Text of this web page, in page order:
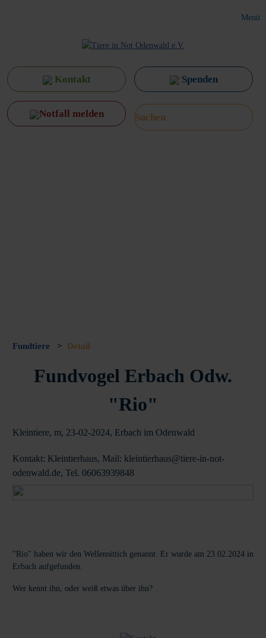
Menü
Kontakt Spenden
Notfall melden
Fundtiere > Detail
Fundvogel Erbach Odw.
"Rio"
Kleintiere, m, 23-02-2024, Erbach im Odenwald
Kontakt: Kleintierhaus, Mail: kleintierhaus@tiere-in-not-
odenwald.de, Tel. 06063939848
"Rio" haben wir den Wellensittich genannt. Er wurde am 23.02.2024 in
Erbach aufgefunden.
Wer kennt ihn, oder weiß etwas über ihn?